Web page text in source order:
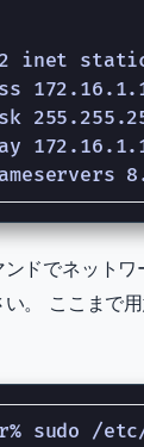
inet
ドでネット
。 ここまで
sudo /